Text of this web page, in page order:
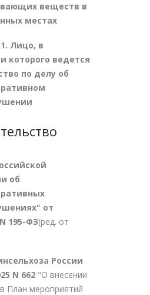
веществ в
местах
Лицо, в
которого ведется
по делу об
об
от
195-ФЗ(ред. от
России
N 662 "О внесении
План мероприятий